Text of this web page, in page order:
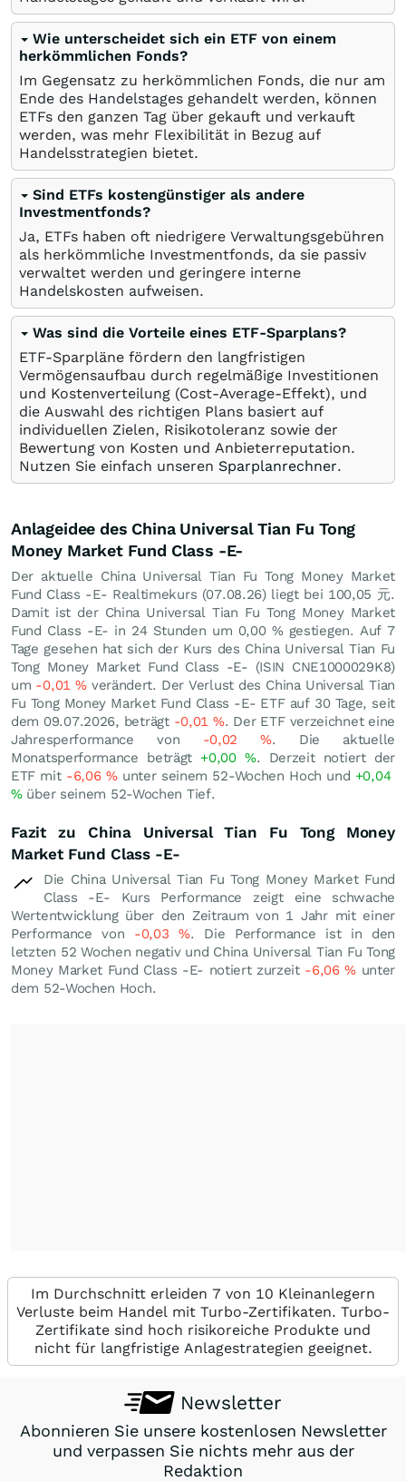
Wie unterscheidet sich ein ETF von einem
herkömmlichen Fonds?
Im Gegensatz zu herkömmlichen Fonds, die nur am
Ende des Handelstages gehandelt werden, können
ETFs den ganzen Tag über gekauft und verkauft
werden, was mehr Flexibilität in Bezug auf
Handelsstrategien bietet.
Sind ETFs kostengünstiger als andere
Investmentfonds?
Ja, ETFs haben oft niedrigere Verwaltungsgebühren
als herkömmliche Investmentfonds, da sie passiv
verwaltet werden und geringere interne
Handelskosten aufweisen.
Was sind die Vorteile eines ETF-Sparplans?
ETF-Sparpläne fördern den langfristigen
Vermögensaufbau durch regelmäßige Investitionen
und Kostenverteilung (Cost-Average-Effekt), und
die Auswahl des richtigen Plans basiert auf
individuellen Zielen, Risikotoleranz sowie der
Bewertung von Kosten und Anbieterreputation.
Nutzen Sie einfach unseren Sparplanrechner.
Anlageidee des China Universal Tian Fu Tong
Money Market Fund Class -E-
Der aktuelle China Universal Tian Fu Tong Money Market
Fund Class -E- Realtimekurs (07.08.26) liegt bei 100,05 元.
Damit ist der China Universal Tian Fu Tong Money Market
Fund Class -E- in 24 Stunden um 0,00 %gestiegen. Auf 7
Tage gesehen hat sich der Kurs des China Universal Tian Fu
Tong Money Market Fund Class -E- (ISIN CNE1000029K8)
um -0,01%verändert. Der Verlust des China Universal Tian
Fu Tong Money Market Fund Class -E- ETF auf 30 Tage, seit
dem 09.07.2026, beträgt -0,01%. Der ETF verzeichnet eine
Jahresperformance von -0,02%. Die aktuelle
Monatsperformance beträgt +0,00 %. Derzeit notiert der
ETF mit -6,06 %unter seinem 52-Wochen Hoch und +0,04
%über seinem 52-Wochen Tief.
Fazit zu China Universal Tian Fu Tong Money
Market Fund Class -E-
Die China Universal Tian Fu Tong Money Market Fund
Class -E- Kurs Performance zeigt eine schwache
Wertentwicklung über den Zeitraum von 1 Jahr mit einer
Performance von -0,03%. Die Performance ist in den
letzten 52 Wochen negativ und China Universal Tian Fu Tong
Money Market Fund Class -E- notiert zurzeit -6,06% unter
dem 52-Wochen Hoch.
Im Durchschnitt erleiden 7 von 10 Kleinanlegern
Verluste beim Handel mit Turbo-Zertifikaten. Turbo-
Zertifikate sind hoch risikoreiche Produkte und
nicht für langfristige Anlagestrategien geeignet.
Newsletter
Abonnieren Sie unsere kostenlosen Newsletter
und verpassen Sie nichts mehr aus der
Redaktion